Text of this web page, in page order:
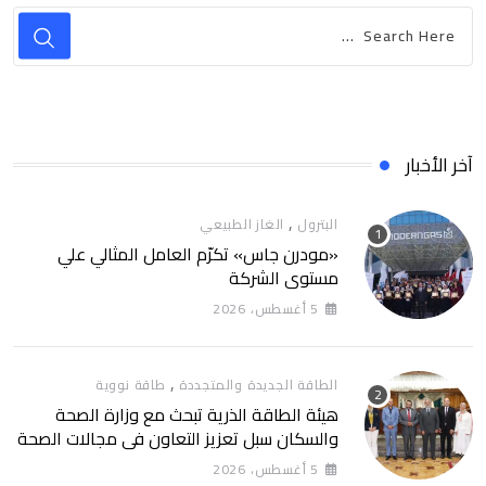
آخر الأخبار
البترول , الغاز الطبيعي
«مودرن جاس» تكرّم العامل المثالي علي
مستوي الشركة
5 أغسطس، 2026
الطاقة الجديدة والمتجددة , طاقة نووية
هيئة الطاقة الذرية تبحث مع وزارة الصحة
والسكان سبل تعزيز التعاون في مجالات الصحة
والعلاج الإشعاعي
5 أغسطس، 2026